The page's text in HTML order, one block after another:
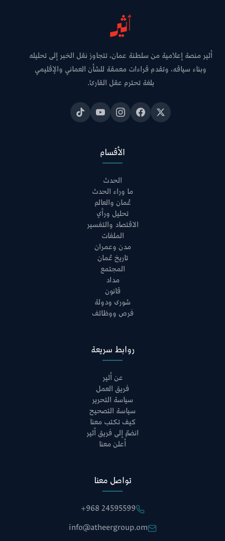
أثير منصة إعلامية من سلطنة عمان، تتجاوز نقل الخبر إلى تحليله
وبناء سياقه، وتقدم قراءات معمقة للشأن العماني والإقليمي
بلغة تحترم عقل القارئ.
الأقسام
الحدث
ما وراء الحدث
عُمان والعالم
تحليل ورأي
الاقتصاد والتفسير
الملفات
مدن وعمران
تاريخ عُمان
المجتمع
مداد
قانون
شورى ودولة
فرص ووظائف
روابط سريعة
عن أثير
فريق العمل
سياسة التحرير
سياسة التصحيح
كيف تكتب معنا
انضمّ إلى فريق أثير
أعلن معنا
تواصل معنا
+968 24595599
info@atheergroup.om